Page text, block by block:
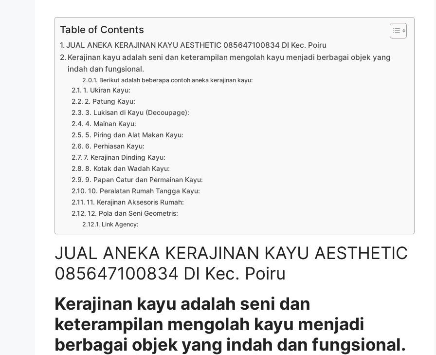
Table of Contents
JUAL ANEKA KERAJINAN KAYU AESTHETIC 085647100834 DI Kec. Poiru
Kerajinan kayu adalah seni dan keterampilan mengolah kayu menjadi berbagai objek yang
indah dan fungsional.
Berikut adalah beberapa contoh aneka kerajinan kayu:
1. Ukiran Kayu:
2. Patung Kayu:
3. Lukisan di Kayu (Decoupage):
4. Mainan Kayu:
5. Piring dan Alat Makan Kayu:
6. Perhiasan Kayu:
7. Kerajinan Dinding Kayu:
8. Kotak dan Wadah Kayu:
9. Papan Catur dan Permainan Kayu:
10. Peralatan Rumah Tangga Kayu:
11. Kerajinan Aksesoris Rumah:
12. Pola dan Seni Geometris:
Link Agency:
JUAL ANEKA KERAJINAN KAYU AESTHETIC
085647100834 DI Kec. Poiru
Kerajinan kayu adalah seni dan
keterampilan mengolah kayu menjadi
berbagai objek yang indah dan fungsional.